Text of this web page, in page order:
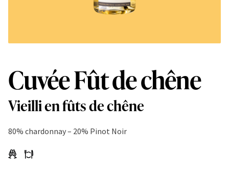
Cuvée Fût de chêne
Vieilli en fûts de chêne
80% chardonnay – 20% Pinot Noir